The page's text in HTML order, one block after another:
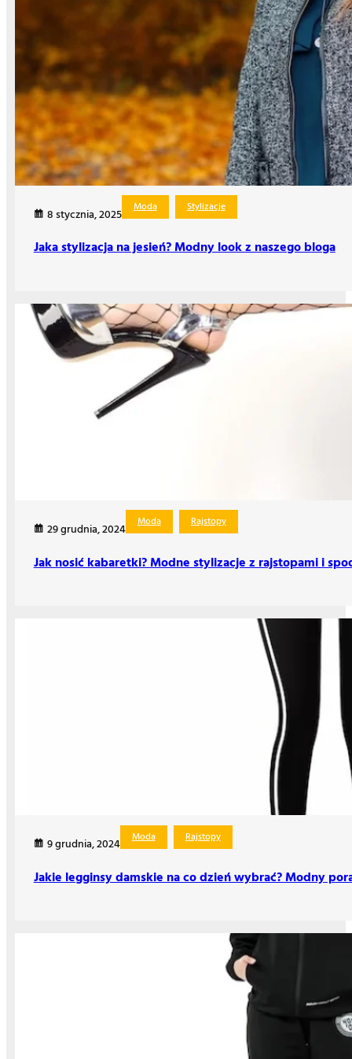
8 stycznia, 2025 Moda Stylizacje
Jaka stylizacja na jesień? Modny look z naszego bloga
29 grudnia, 2024 Moda Rajstopy
Jak nosić kabaretki? Modne stylizacje z rajstopami i
9 grudnia, 2024 Moda Rajstopy
Jakie legginsy damskie na co dzień wybrać? Modny